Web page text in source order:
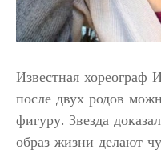
Известная хореограф
после двух родов
фигуру. Звезда
образ жизни делают